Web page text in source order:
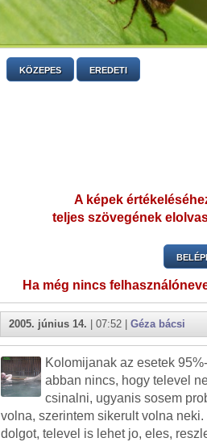
KÖZEPES EREDETI
A képek
teljes szövegének
Ha még nincs
2005. június 14. | 07:52 | Géza bácsi
Kolomijanak az esetek
abban nincs, hogy televel
csinalni, ugyanis sosem
volna, szerintem sikerult volna neki.
dolgot, televel is lehet jo, eles,